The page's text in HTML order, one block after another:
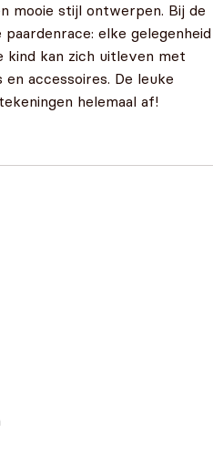
mooie stijl ontwerpen. Bij de
elke gelegenheid
kan zich uitleven met
accessoires. De leuke
helemaal af!